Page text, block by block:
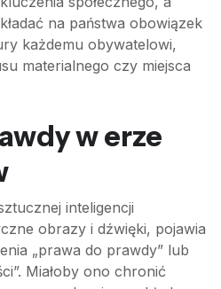
na państwa obowiązek
każdemu obywatelowi,
materialnego czy miejsca
w erze
inteligencji
obrazy i dźwięki, pojawia
„prawa do prawdy” lub
Miałoby ono chronić